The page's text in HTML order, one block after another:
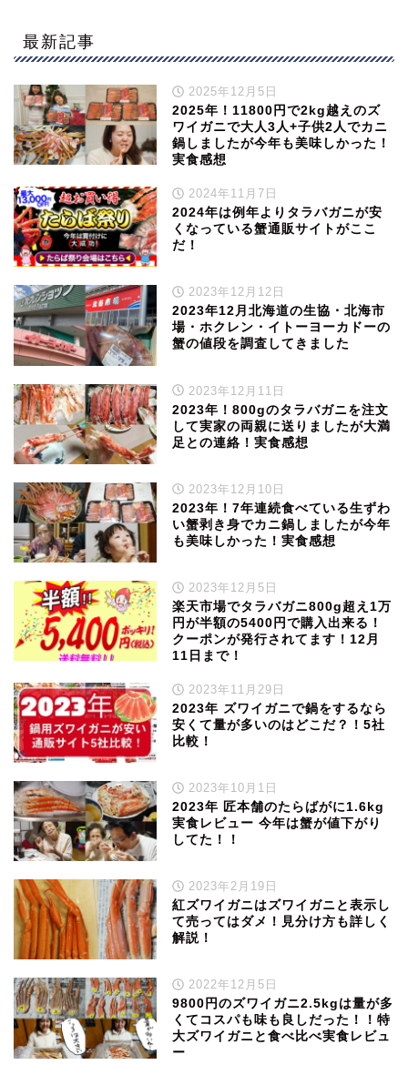
最新記事
2025年12月5日
2025年！11800円で2kg越えのズ
ワイガニで大人3人+子供2人でカニ
鍋しましたが今年も美味しかった！
実食感想
2024年11月7日
2024年は例年よりタラバガニが安
くなっている蟹通販サイトがここ
だ！
2023年12月12日
2023年12月北海道の生協・北海市
場・ホクレン・イトーヨーカドーの
蟹の値段を調査してきました
2023年12月11日
2023年！800gのタラバガニを注文
して実家の両親に送りましたが大満
足との連絡！実食感想
2023年12月10日
2023年！7年連続食べている生ずわ
い蟹剥き身でカニ鍋しましたが今年
も美味しかった！実食感想
2023年12月5日
楽天市場でタラバガニ800g超え1万
円が半額の5400円で購入出来る！
クーポンが発行されてます！12月
11日まで！
2023年11月29日
2023年 ズワイガニで鍋をするなら
安くて量が多いのはどこだ？！5社
比較！
2023年10月1日
2023年 匠本舗のたらばがに1.6kg
実食レビュー 今年は蟹が値下がり
してた！！
2023年2月19日
紅ズワイガニはズワイガニと表示し
て売ってはダメ！見分け方も詳しく
解説！
2022年12月5日
9800円のズワイガニ2.5kgは量が多
くてコスパも味も良しだった！！特
大ズワイガニと食べ比べ実食レビュ
ー